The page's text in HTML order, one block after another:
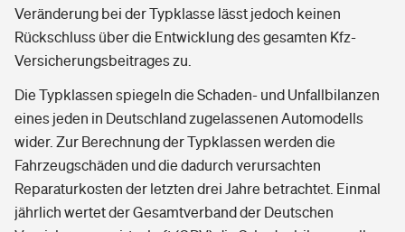
Veränderung bei der Typklasse lässt jedoch keinen
Rückschluss über die Entwicklung des gesamten Kfz-
Versicherungsbeitrages zu.
Die Typklassen spiegeln die Schaden- und Unfallbilanzen
eines jeden in Deutschland zugelassenen Automodells
wider. Zur Berechnung der Typklassen werden die
Fahrzeugschäden und die dadurch verursachten
Reparaturkosten der letzten drei Jahre betrachtet. Einmal
jährlich wertet der Gesamtverband der Deutschen